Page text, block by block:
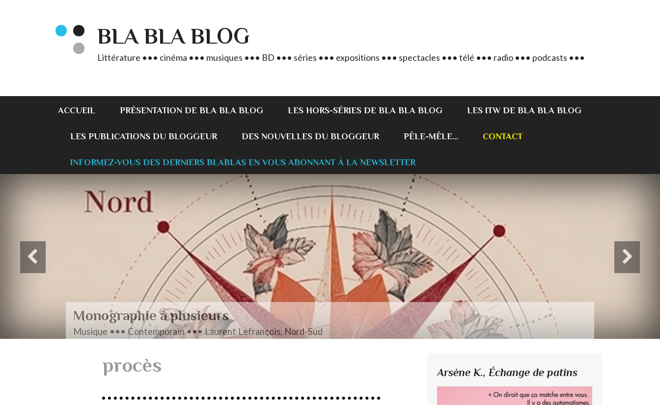
BLA BLA BLOG
Littérature ••• cinéma ••• musiques ••• BD ••• séries ••• expositions ••• spectacles ••• télé ••• radio ••• podcasts •••
ACCUEIL PRÉSENTATION DE BLA BLA BLOG LES HORS-SÉRIES DE BLA BLA BLOG LES ITW DE BLA BLA BLOG
LES PUBLICATIONS DU BLOGGEUR DES NOUVELLES DU BLOGGEUR PÊLE-MÊLE... CONTACT
INFORMEZ-VOUS DES DERNIERS BLABLAS EN VOUS ABONNANT À LA NEWSLETTER
Monographie à plusieurs
Musique ••• Contemporain ••• Laurent Lefrançois, Nord-Sud
procès Arsène K., Échange de patins